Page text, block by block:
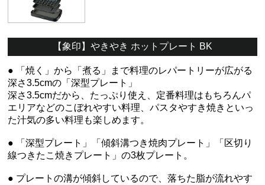
【象印】やきやき ホットプレート BK
● 「焼く」から「煮る」まで料理のレパートリーが広がる
深さ3.5cmの「深型プレート」
深さ3.5cmだから、たっぷり使え、定番料理はもちろんパ
エリアなどのこぼれやすい料理、パスタやすき焼きといっ
た汁気の多い料理も楽しめます。
● 「深型プレート」「傾斜溝つき焼肉プレート」「区切り
線つきたこ焼きプレート」の3枚プレート。
● プレートの溝が傾斜しているので、落ちた脂が流れやす